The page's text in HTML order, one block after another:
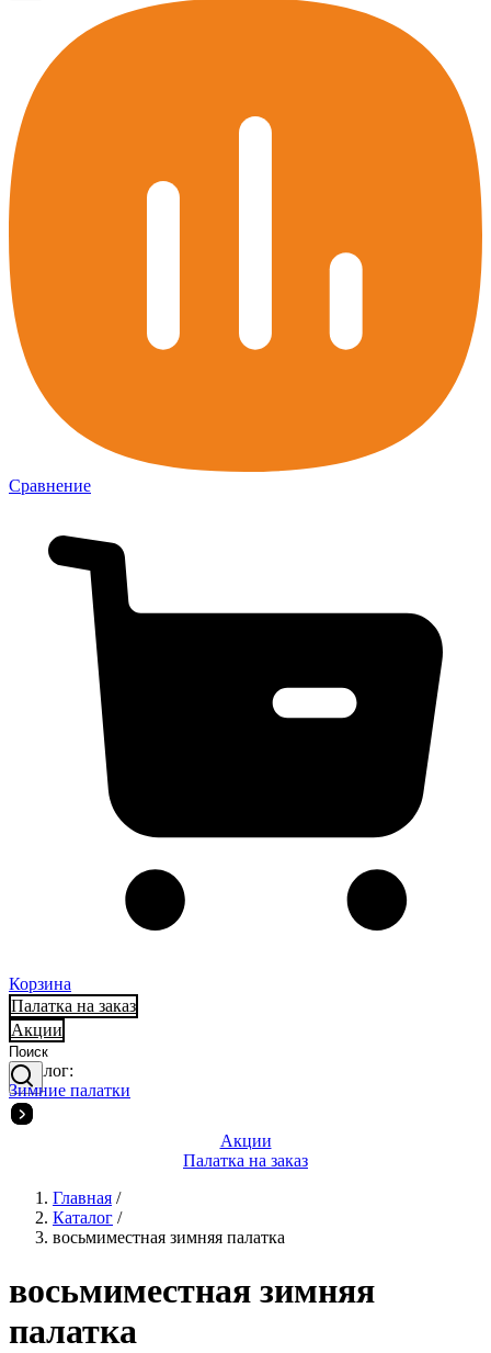
Сравнение
Корзина
Палатка на заказ
Акции
Каталог:
Зимние палатки
Акции
Палатка на заказ
Главная /
Каталог /
восьмиместная зимняя палатка
восьмиместная зимняя
палатка